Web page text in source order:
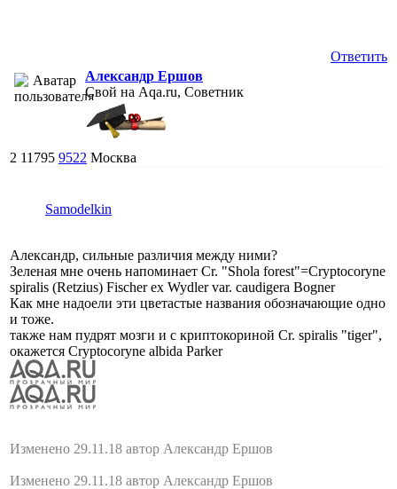
Ответить
Александр Ершов
Свой на Aqa.ru, Советник
2 11795 9522 Москва
Samodelkin
Александр, сильные различия между ними?
Зеленая мне очень напоминает Cr. "Shola forest"=Cryptocoryne
spiralis (Retzius) Fischer ex Wydler var. caudigera Bogner
Как мне надоели эти цветастые названия обозначающие одно
и тоже.
также нам пудрят мозги и с криптокориной Cr. spiralis "tiger",
окажется Cryptocoryne albida Parker
Изменено 29.11.18 автор Александр Ершов
Изменено 29.11.18 автор Александр Ершов